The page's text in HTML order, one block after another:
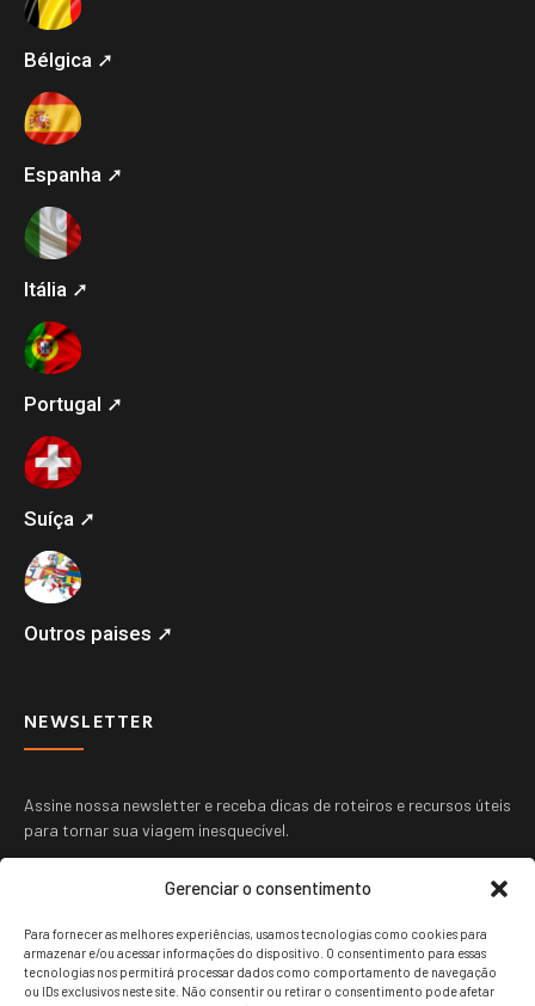
Gerenciar o consentimento
Para fornecer as melhores experiências, usamos tecnologias como cookies para
armazenar e/ou acessar informações do dispositivo. O consentimento para essas
tecnologias nos permitirá processar dados como comportamento de navegação
ou IDs exclusivos neste site. Não consentir ou retirar o consentimento pode afetar
Bélgica ➚
Espanha ➚
Itália ➚
Portugal ➚
Suíça ➚
Outros paises ➚
NEWSLETTER
Assine nossa newsletter e receba dicas de roteiros e recursos úteis
para tornar sua viagem inesquecível.